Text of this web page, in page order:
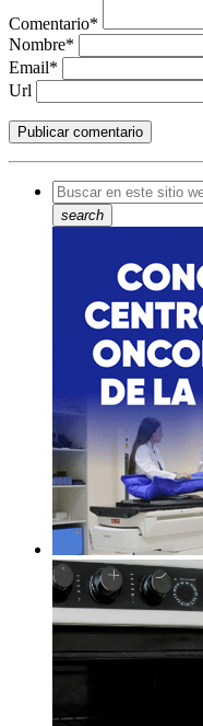
Comentario*
Nombre*
Email*
Url
search